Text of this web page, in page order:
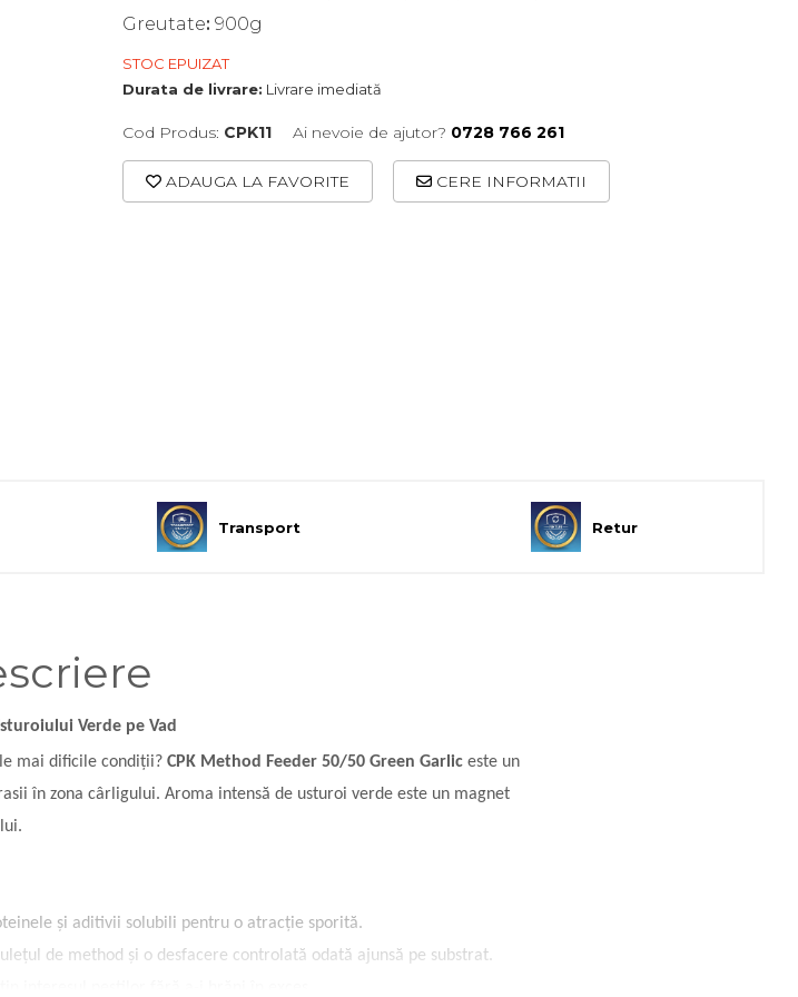
Greutate: 900g
STOC EPUIZAT
Durata de livrare: Livrare imediată
Cod Produs: CPK11 Ai nevoie de ajutor? 0728 766 261
ADAUGA LA FAVORITE CERE INFORMATII
Transport Retur
Verde pe Vad
mai dificile condiții? CPK Method Feeder 50/50 Green Garlic este un
în zona cârligului. Aroma intensă de usturoi verde este un magnet
și aditivii solubili pentru o atracție sporită.
de method și o desfacere controlată odată ajunsă pe substrat.